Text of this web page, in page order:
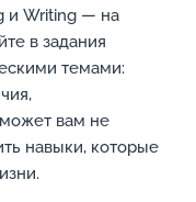
и Writing — на
в задания
темами:
вам не
навыки, которые